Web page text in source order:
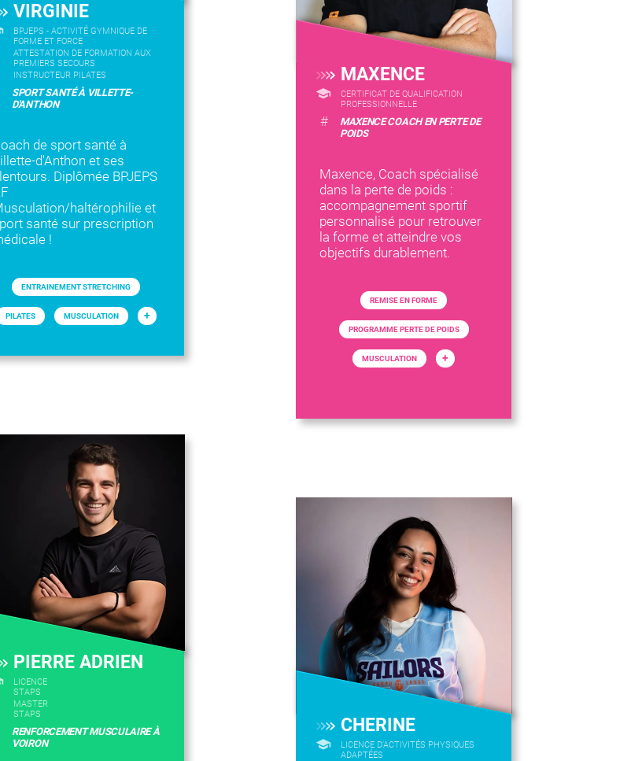
VIRGINIE
BPJEPS - ACTIVITÉ GYMNIQUE DE
FORME ET FORCE
ATTESTATION DE FORMATION AUX
PREMIERS SECOURS
INSTRUCTEUR PILATES
SPORT SANTÉ À VILLETTE-
D'ANTHON
de sport santé à
d'Anthon et ses
Diplômée BPJEPS
haltérophilie et
santé sur prescription
!
ENTRAINEMENT STRETCHING
PILATES MUSCULATION +
MAXENCE
CERTIFICAT DE QUALIFICATION
PROFESSIONNELLE
#
MAXENCE COACH EN PERTE DE
POIDS
Maxence, Coach spécialisé
dans la perte de poids :
accompagnement sportif
personnalisé pour retrouver
la forme et atteindre vos
objectifs durablement.
REMISE EN FORME
PROGRAMME PERTE DE POIDS
MUSCULATION +
PIERRE ADRIEN
LICENCE
STAPS
MASTER
STAPS
RENFORCEMENT MUSCULAIRE À
VOIRON
CHERINE
LICENCE D’ACTIVITÉS PHYSIQUES
ADAPTÉES